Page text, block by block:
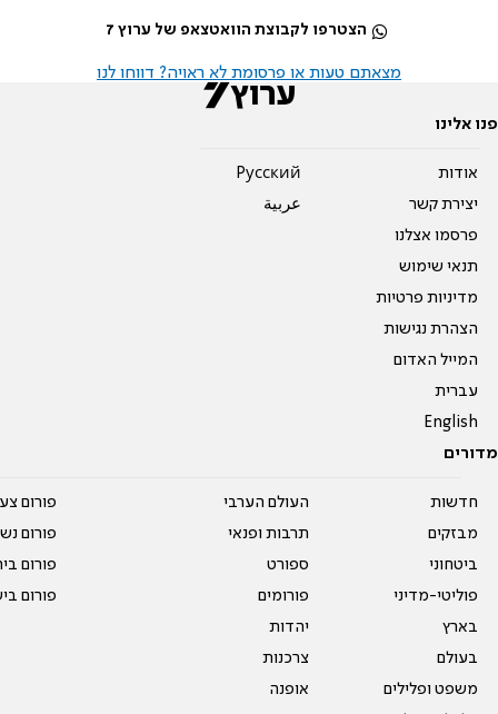
הצטרפו לקבוצת הוואטצאפ של ערוץ 7
מצאתם טעות או פרסומת לא ראויה? דווחו לנו
פנו אלינו
אודות
יצירת קשר
פרסמו אצלנו
תנאי שימוש
מדיניות פרטיות
הצהרת נגישות
המייל האדום
עברית
English
Pусский
عربية
מדורים
חדשות
מבזקים
ביטחוני
פוליטי-מדיני
בארץ
בעולם
משפט ופלילים
העולם הערבי
תרבות ופנאי
ספורט
פורומים
יהדות
צרכנות
אופנה
פורום
פורום
פורום
פורום